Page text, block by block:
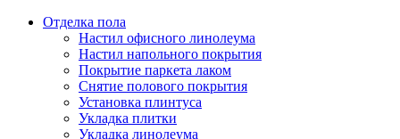
Отделка пола
Настил офисного линолеума
Настил напольного покрытия
Покрытие паркета лаком
Снятие полового покрытия
Установка плинтуса
Укладка плитки
Укладка линолеума